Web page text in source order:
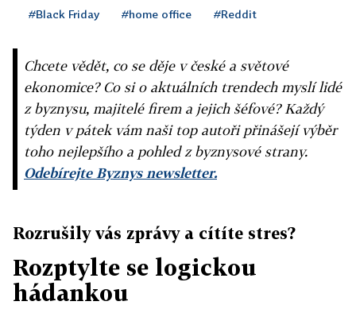
#Black Friday #home office #Reddit
Chcete vědět, co se děje v české a světové
ekonomice? Co si o aktuálních trendech myslí lidé
z byznysu, majitelé firem a jejich šéfové? Každý
týden v pátek vám naši top autoři přinášejí výběr
toho nejlepšího a pohled z byznysové strany.
Odebírejte Byznys newsletter.
Rozrušily vás zprávy a cítíte stres?
Rozptylte se logickou
hádankou